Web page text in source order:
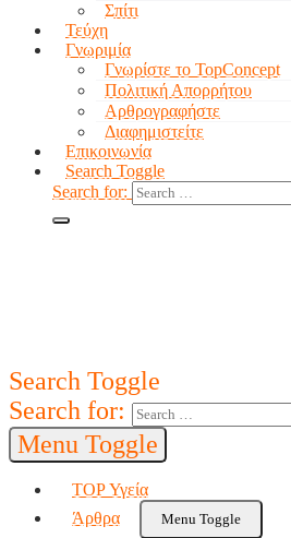
Σπίτι
Τεύχη
Γνωριμία
Γνωρίστε το TopConcept
Πολιτική Απορρήτου
Αρθρογραφήστε
Διαφημιστείτε
Επικοινωνία
Search Toggle
Search for:
Search Toggle
Search for:
Menu Toggle
TOP Υγεία
Άρθρα
Menu Toggle